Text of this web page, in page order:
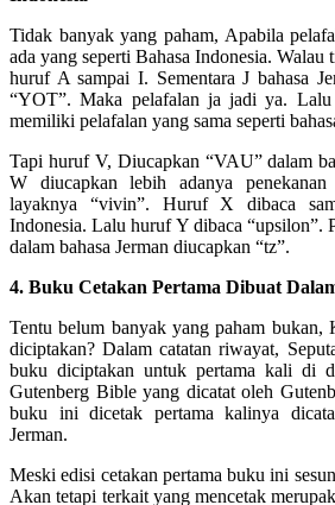
Tidak banyak yang paham, Apabila
ada yang seperti Bahasa Indonesia. Walau
huruf A sampai I. Sementara J bahasa
“YOT”. Maka pelafalan ja jadi ya.
memiliki pelafalan yang sama seperti
Tapi huruf V, Diucapkan “VAU” dalam
W diucapkan lebih adanya
layaknya “vivin”. Huruf X dibaca
Indonesia. Lalu huruf Y dibaca “upsilon”.
dalam bahasa Jerman diucapkan “tz”.
4. Buku Cetakan Pertama Dibuat
Tentu belum banyak yang paham bukan,
diciptakan? Dalam catatan riwayat,
buku diciptakan untuk pertama kali di
Gutenberg Bible yang dicatat oleh
buku ini dicetak pertama kalinya
Jerman.
Meski edisi cetakan pertama buku ini
Akan tetapi terkait yang mencetak